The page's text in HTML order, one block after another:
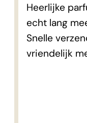
Heerlijke
echt lang
Snelle
vriendelijk